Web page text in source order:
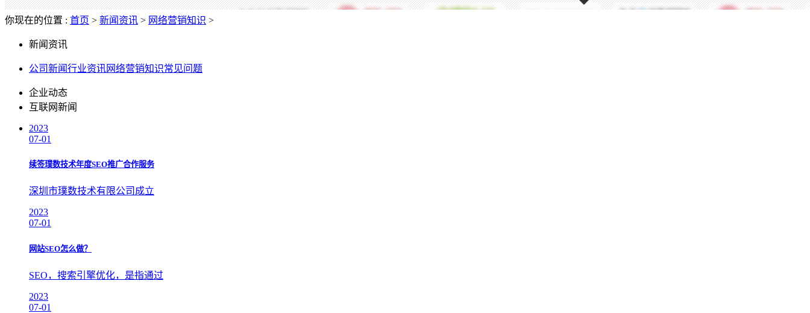
你现在的位置 : 首页 > 新闻资讯 > 网络营销知识 >
新闻资讯
公司新闻行业资讯网络营销知识常见问题
企业动态
互联网新闻
2023
07-01
续签璞数技术年度SEO推广合作服务
深圳市璞数技术有限公司成立
2023
07-01
网站SEO怎么做？
SEO，搜索引擎优化，是指通过
2023
07-01